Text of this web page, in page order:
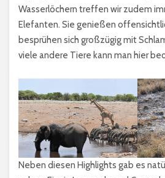
Wasserlöchern treffen wir zudem
Elefanten. Sie genießen
besprühen sich großzügig mit
viele andere Tiere kann man hier
Neben diesen Highlights gab es